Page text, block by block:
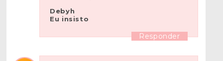
Debyh
Eu insisto
Responder